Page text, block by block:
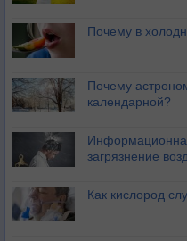
Почему в
Почему
календарной?
загрязнение
Как кислород